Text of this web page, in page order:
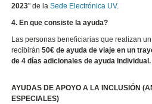
2023" de laSede Electrónica UV.
4. En que consiste la ayuda?
Las personas beneficiarias que realizan
recibirán50€ de ayuda de viaje en un
de 4 días adicionales de ayuda individual.
AYUDAS DE APOYO A LA INCLUSIÓN
ESPECIALES)